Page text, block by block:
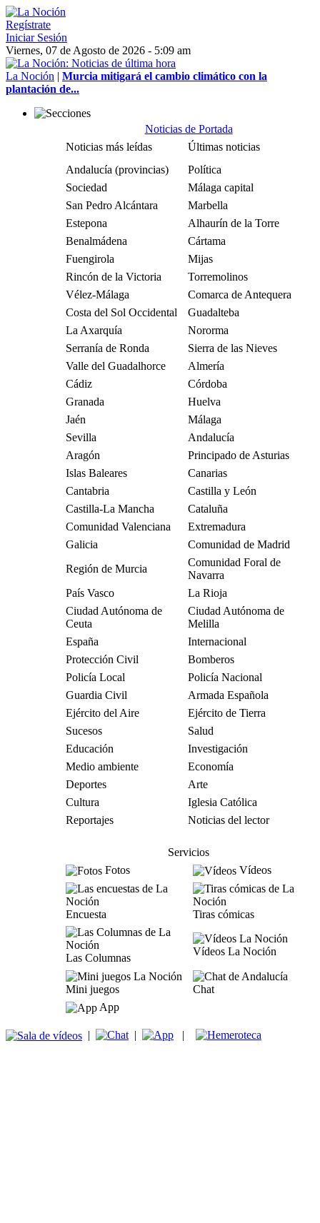
Regístrate
Iniciar Sesión
Viernes, 07 de Agosto de 2026 - 5:09 am
La Noción | Murcia mitigará el cambio climático con la
plantación de...
Noticias de Portada
Noticias más leídas
Últimas noticias
Andalucía (provincias)
Política
Sociedad
Málaga capital
San Pedro Alcántara
Marbella
Estepona
Alhaurín de la Torre
Benalmádena
Cártama
Fuengirola
Mijas
Rincón de la Victoria
Torremolinos
Vélez-Málaga
Comarca de Antequera
Costa del Sol Occidental
Guadalteba
La Axarquía
Nororma
Serranía de Ronda
Sierra de las Nieves
Valle del Guadalhorce
Almería
Cádiz
Córdoba
Granada
Huelva
Jaén
Málaga
Sevilla
Andalucía
Aragón
Principado de Asturias
Islas Baleares
Canarias
Cantabria
Castilla y León
Castilla-La Mancha
Cataluña
Comunidad Valenciana
Extremadura
Galicia
Comunidad de Madrid
Región de Murcia
Comunidad Foral de
Navarra
País Vasco
La Rioja
Ciudad Autónoma de
Ceuta
Ciudad Autónoma de
Melilla
España
Internacional
Protección Civil
Bomberos
Policía Local
Policía Nacional
Guardia Civil
Armada Española
Ejército del Aire
Ejército de Tierra
Sucesos
Salud
Educación
Investigación
Medio ambiente
Economía
Deportes
Arte
Cultura
Iglesia Católica
Reportajes
Noticias del lector
Servicios
Fotos
Vídeos
Encuesta Tiras cómicas
Las Columnas
Vídeos La Noción
Mini juegos
Chat
App
| | |